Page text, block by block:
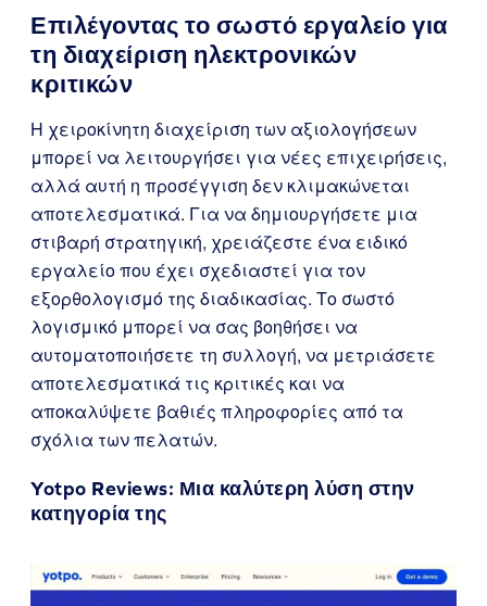
Επιλέγοντας το σωστό εργαλείο για
τη διαχείριση ηλεκτρονικών
κριτικών
Η χειροκίνητη διαχείριση των αξιολογήσεων
μπορεί να λειτουργήσει για νέες επιχειρήσεις,
αλλά αυτή η προσέγγιση δεν κλιμακώνεται
αποτελεσματικά. Για να δημιουργήσετε μια
στιβαρή στρατηγική, χρειάζεστε ένα ειδικό
εργαλείο που έχει σχεδιαστεί για τον
εξορθολογισμό της διαδικασίας. Το σωστό
λογισμικό μπορεί να σας βοηθήσει να
αυτοματοποιήσετε τη συλλογή, να μετριάσετε
αποτελεσματικά τις κριτικές και να
αποκαλύψετε βαθιές πληροφορίες από τα
σχόλια των πελατών.
Yotpo Reviews: Μια καλύτερη λύση στην
κατηγορία της